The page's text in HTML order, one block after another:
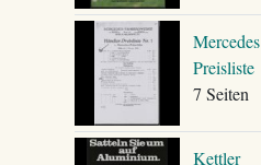
Mercedes
Preisliste
7 Seiten
Kettler